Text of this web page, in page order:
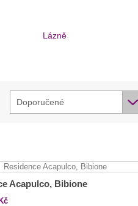
Lázně
Doporučené
Acapulco, Bibione
Kč